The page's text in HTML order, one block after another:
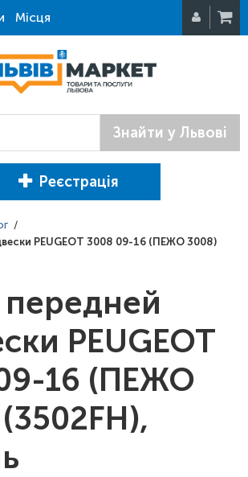
Місця
Знайти у Львові
Реєстрація
/
PEUGEOT 3008 09-16 (ПЕЖО 3008)
передней
PEUGEOT
16 (ПЕЖО